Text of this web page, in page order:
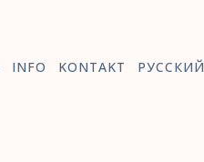
INFO KONTAKT РУССКИЙ